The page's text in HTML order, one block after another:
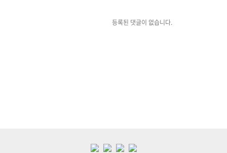
등록된 댓글이 없습니다.